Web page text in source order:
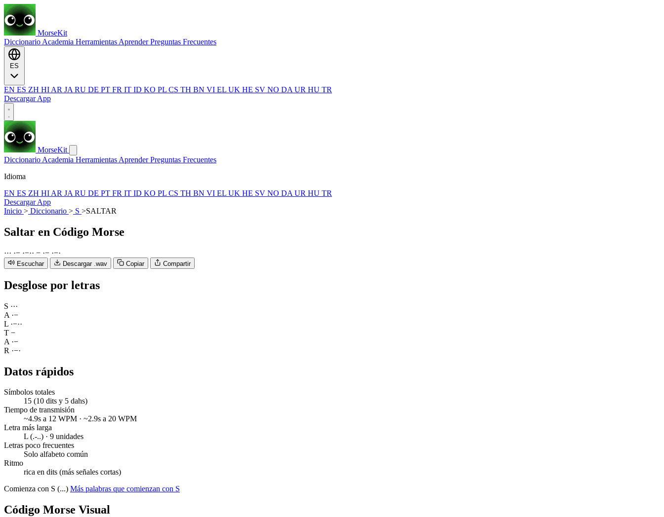
MorseKit
Diccionario Academia Herramientas AprenderPreguntas Frecuentes
EN ES ZH HI AR JA RU DE PT FR IT ID KO PL CS TH BN VI EL UK HE SV NO DA UR HU TR
Descargar App
MorseKit
Diccionario Academia Herramientas AprenderPreguntas Frecuentes
Idioma
EN ES ZH HI AR JA RU DE PT FR IT ID KO PL CS TH BN VI EL UK HE SV NO DA UR HU TR
Descargar App
Inicio > Diccionario > S >SALTAR
Saltar en Código Morse
··· ·− ·−·· − ·− ·−·
Escuchar Descargar .wav Copiar Compartir
Desglose por letras
S ···
A ·−
L ·−··
T −
A ·−
R ·−·
Datos rápidos
Símbolos totales
15 (10 dits y 5 dahs)
Tiempo de transmisión
~4.9s a 12 WPM · ~2.9s a 20 WPM
Letra más larga
L (.-..) · 9 unidades
Letras poco frecuentes
Solo alfabeto común
Ritmo
rica en dits (más señales cortas)
Comienza con S (...) Más palabras que comienzan con S
Código Morse Visual